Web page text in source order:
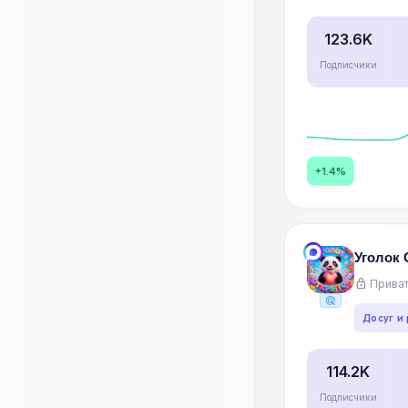
123.6K
Подписчики
+1.4%
ads_click
Уголок
lock
Досуг и
114.2K
Подписчики